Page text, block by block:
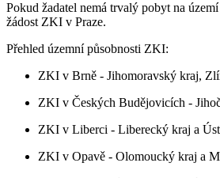
Pokud žadatel nemá trvalý pobyt na
žádost ZKI v Praze.
Přehled územní působnosti ZKI:
ZKI v Brně - Jihomoravský kraj,
ZKI v Českých Budějovicích -
ZKI v Liberci - Liberecký kraj a
ZKI v Opavě - Olomoucký kraj a